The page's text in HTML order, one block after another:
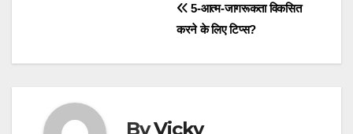
5-आत्म-जागरूकता विकसित
करने के लिए टिप्स?
ByVicky